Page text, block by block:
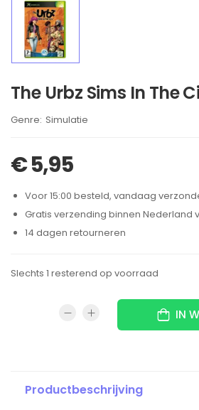
The Urbz Sims In The
Brand:
Simulatie
€5,95
Voor 15:00 besteld, vandaag
Gratis verzending binnen Nederland
14 dagen retourneren
Slechts 1 resterend op voorraad
IN
Productbeschrijving